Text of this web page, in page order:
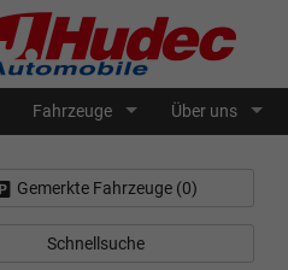
Fahrzeuge Über uns
Gemerkte Fahrzeuge (0)
Schnellsuche